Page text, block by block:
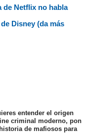
de Netflix no habla
Disney (da más
entender el origen
criminal moderno, pon
de mafiosos para